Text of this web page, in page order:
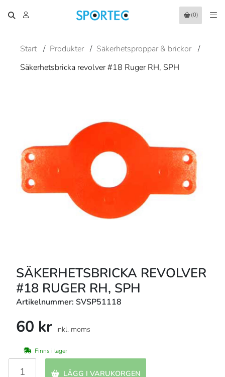
(0)
Start / Produkter / Säkerhetsproppar & brickor /
Säkerhetsbricka revolver #18 Ruger RH, SPH
SÄKERHETSBRICKA REVOLVER
#18 RUGER RH, SPH
Artikelnummer: SVSP51118
60 kr inkl. moms
Finns i lager
LÄGG I VARUKORGEN